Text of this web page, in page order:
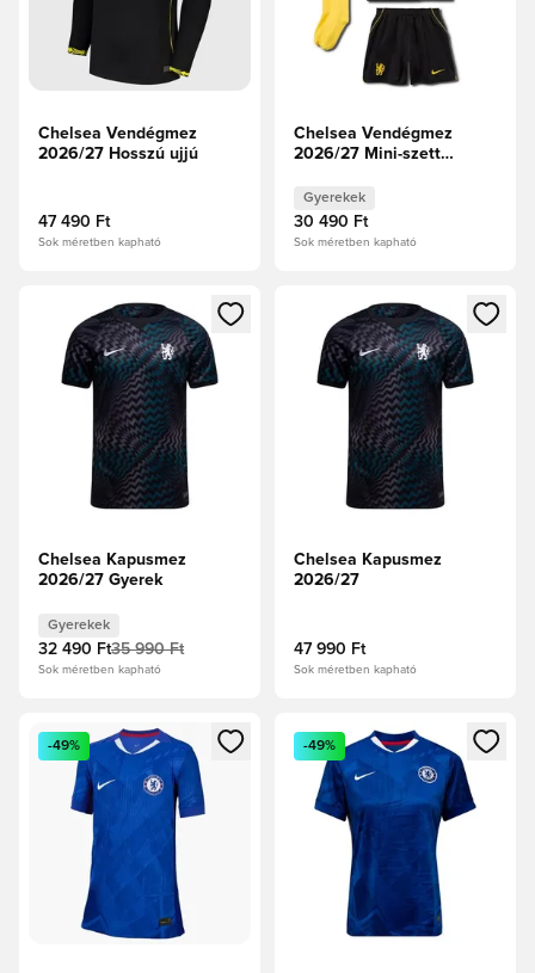
Chelsea Vendégmez
2026/27 Hosszú ujjú
47 490 Ft
Sok méretben kapható
Chelsea Vendégmez
2026/27 Mini-szett
Gyerekek
30 490 Ft
Sok méretben kapható
Megnyit egy modált a bejelentkezéshez vagy a tagként
Chelsea Kapusmez
2026/27 Gyerek
Gyerekek
32 490 Ft35 990 Ft
Sok méretben kapható
Megnyit egy modált a
Chelsea Kapusmez
2026/27
47 990 Ft
Sok méretben kapható
Megnyit egy modált a bejelentkezéshez vagy a tagként
-49%
Megnyit egy modált a
-49%